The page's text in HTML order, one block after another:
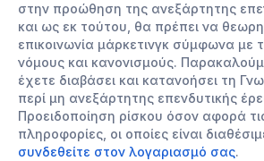
στην προώθηση της ανεξάρτητης
και ως εκ τούτου, θα πρέπει να
επικοινωνία μάρκετινγκ σύμφωνα με
νόμους και κανονισμούς.
έχετε διαβάσει και κατανοήσει τη
περί μη ανεξάρτητης επενδυτικής
Προειδοποίηση ρίσκου όσον αφορά
πληροφορίες, οι οποίες είναι
συνδεθείτε στον λογαριασμό σας.